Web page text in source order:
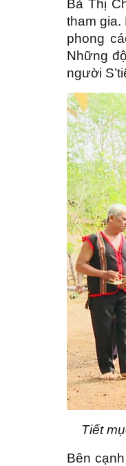
Bà Thị
tham
phong
Những
người
Tiết
Bên